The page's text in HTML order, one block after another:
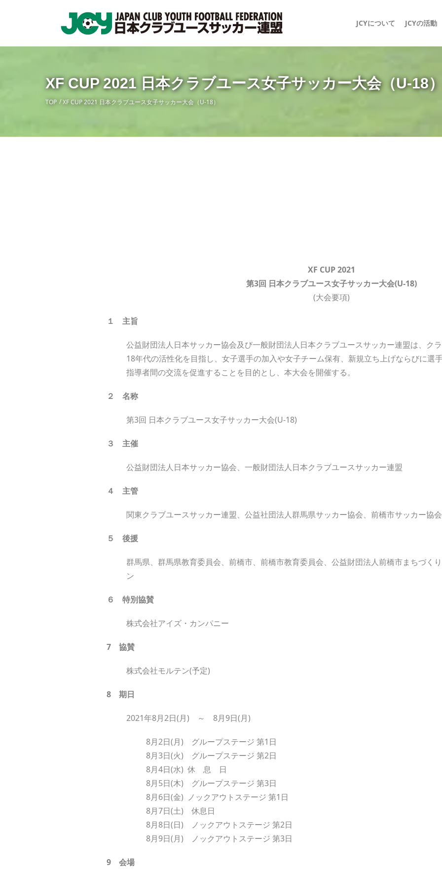
JCYについて JCYの活動
XF CUP 2021 日本クラブユース女子サッカー大会（U-18
TOP XF CUP 2021 日本クラブユース女子サッカー大会（U-18）
XF CUP 2021
第3回 日本クラブユース女子サッカー大会(U-18)
(大会要項)
１ 主旨
公益財団法人日本サッカー協会及び一般財団法人日本クラブユースサッカー連盟は、ク
18年代の活性化を目指し、女子選手の加入や女子チーム保有、新規立ち上げならびに選
指導者間の交流を促進することを目的とし、本大会を開催する。
２ 名称
第3回 日本クラブユース女子サッカー大会(U-18)
３ 主催
公益財団法人日本サッカー協会、一般財団法人日本クラブユースサッカー連盟
４ 主管
関東クラブユースサッカー連盟、公益社団法人群馬県サッカー協会、前橋市サッカー協会
５ 後援
群馬県、群馬県教育委員会、前橋市、前橋市教育委員会、公益財団法人前橋市まちづく
ン
６ 特別協賛
株式会社アイズ・カンパニー
7 協賛
株式会社モルテン(予定)
8 期日
2021年8月2日(月) ～ 8月9日(月)
8月2日(月) グループステージ 第1日
8月3日(火) グループステージ 第2日
8月4日(水) 休 息 日
8月5日(木) グループステージ 第3日
8月6日(金) ノックアウトステージ 第1日
8月7日(土) 休息日
8月8日(日) ノックアウトステージ 第2日
8月9日(月) ノックアウトステージ 第3日
9 会場